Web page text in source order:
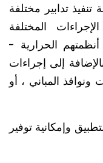
مختلفة
المختلفة
الحرارية -
إلى إجراءات
المباني ، أو
توفير